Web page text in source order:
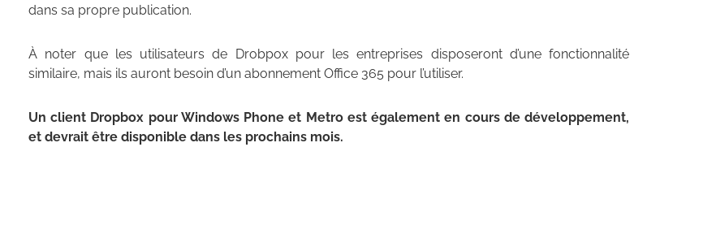
dans sa propre publication.
À noter que les utilisateurs de Drobpox pour les entreprises disposeront d’une fonctionnalité
similaire, mais ils auront besoin d’un abonnement Office 365 pour l’utiliser.
Un client Dropbox pour Windows Phone et Metro est également en cours de développement,
et devrait être disponible dans les prochains mois.